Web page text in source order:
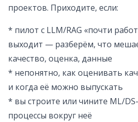
проектов. Приходите, если:
* пилот с LLM/RAG «почти
выходит — разберём, что
качество, оценка, данные
* непонятно, как оценивать
и когда её можно выпускать
* вы строите или чините ML/
процессы вокруг неё